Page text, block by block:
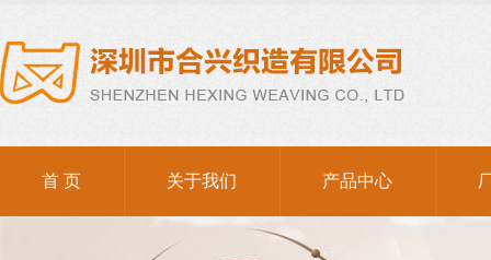
首 页 关于我们 产品中心